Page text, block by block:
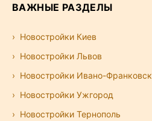
ВАЖНЫЕ РАЗДЕЛЫ
Новостройки Киев
Новостройки Львов
Новостройки Ивано-Франковск
Новостройки Ужгород
Новостройки Тернополь